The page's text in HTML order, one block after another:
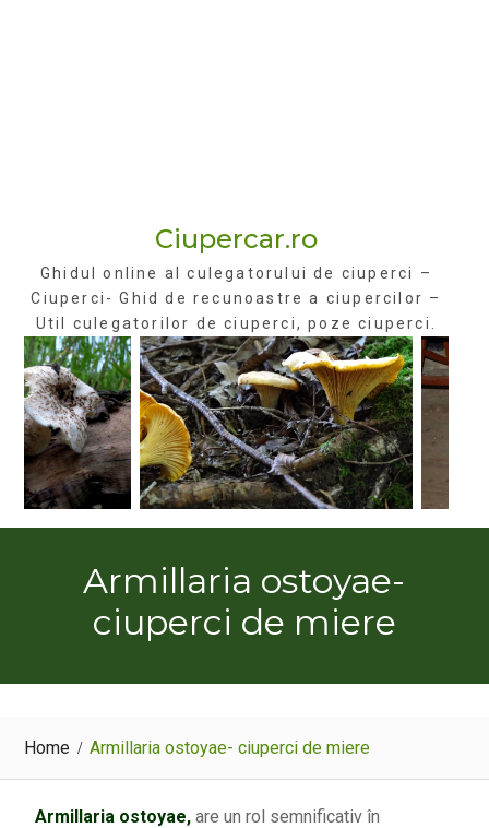
Ciupercar.ro
Ghidul online al culegatorului de ciuperci –
Ciuperci- Ghid de recunoastre a ciupercilor –
Util culegatorilor de ciuperci, poze ciuperci.
Armillaria ostoyae-
ciuperci de miere
Home Armillaria ostoyae- ciuperci de miere
Armillaria ostoyae, are un rol semnificativ în